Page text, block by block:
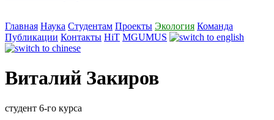
Главная Наука Студентам Проекты Экология Команда
Публикации Контакты HiT MGUMUS
Виталий Закиров
студент 6-го курса